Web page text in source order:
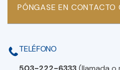
PÓNGASE EN CONTACTO
TELÉFONO